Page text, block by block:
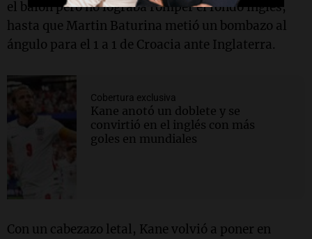
el balón pero no lograba romper el fondo inglés,
hasta que Martin Baturina metió un bombazo al
ángulo para el 1 a 1 de Croacia ante Inglaterra.
Cobertura exclusiva
Kane anotó un doblete y se
convirtió en el inglés con más
goles en mundiales
Con un cabezazo letal, Kane volvió a poner en